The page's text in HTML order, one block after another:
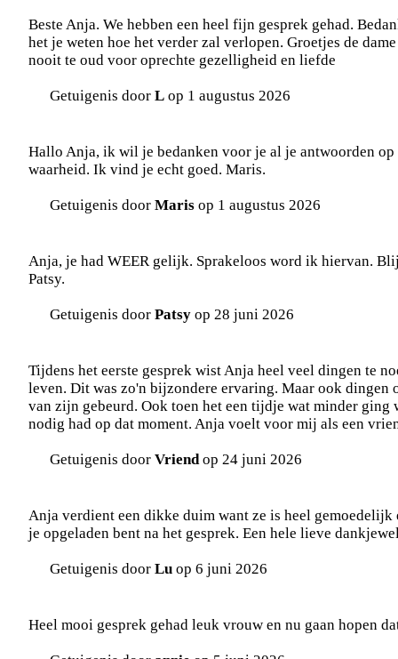
Beste Anja. We hebben een heel fijn gesprek gehad.
het je weten hoe het verder zal verlopen. Groetjes de
nooit te oud voor oprechte gezelligheid en liefde
Getuigenis door L op 1 augustus 2026
Hallo Anja, ik wil je bedanken voor je al je antwoorden
waarheid. Ik vind je echt goed. Maris.
Getuigenis door Maris op 1 augustus 2026
Anja, je had WEER gelijk. Sprakeloos word ik hiervan.
Patsy.
Getuigenis door Patsy op 28 juni 2026
Tijdens het eerste gesprek wist Anja heel veel dingen te
leven. Dit was zo'n bijzondere ervaring. Maar ook dingen
van zijn gebeurd. Ook toen het een tijdje wat minder
nodig had op dat moment. Anja voelt voor mij als een
Getuigenis door Vriendop 24 juni 2026
Anja verdient een dikke duim want ze is heel
je opgeladen bent na het gesprek. Een hele lieve
Getuigenis door Lu op 6 juni 2026
Heel mooi gesprek gehad leuk vrouw en nu gaan hopen